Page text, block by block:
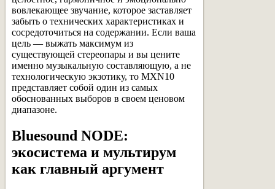
вовлекающее звучание, которое заставляет
забыть о технических характеристиках и
сосредоточиться на содержании. Если ваша
цель — выжать максимум из
существующей стереопары и вы цените
именно музыкальную составляющую, а не
технологическую экзотику, то MXN10
представляет собой один из самых
обоснованных выборов в своем ценовом
диапазоне.
Bluesound NODE:
экосистема и мультирум
как главный аргумент